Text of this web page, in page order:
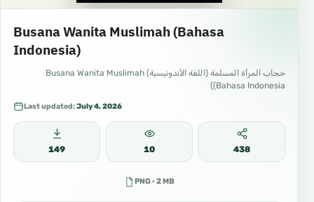
Busana Wanita Muslimah (Bahasa
Indonesia)
حجاب المرأة المسلمة (اللغة الأندونيسية) Busana Wanita Muslimah
(Bahasa Indonesia)
Last updated:July 4, 2026
149 10 438
PNG · 2 MB